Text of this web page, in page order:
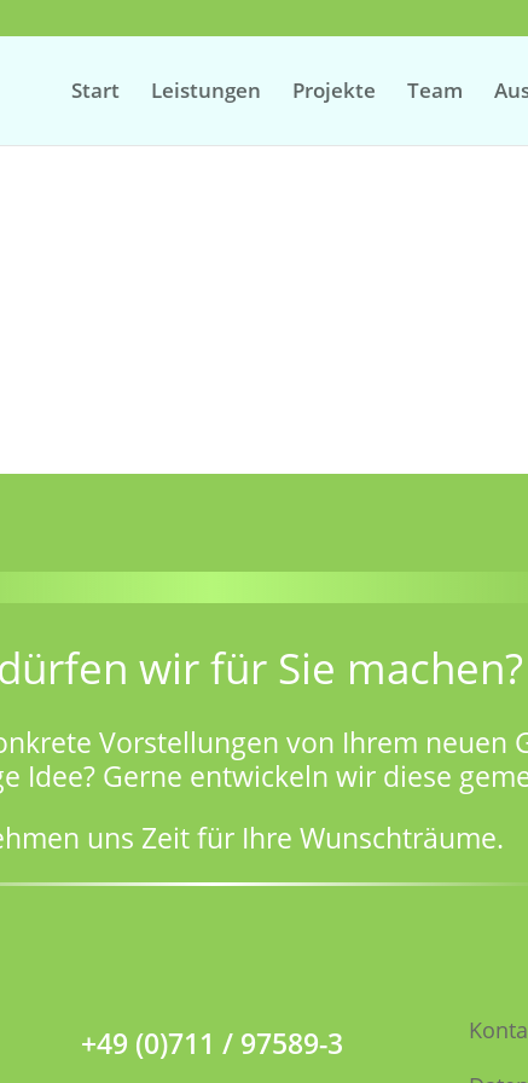
Start Leistungen Projekte Team
wir für Sie machen?
Vorstellungen von Ihrem neuen
Idee? Gerne entwickeln wir diese
uns Zeit für Ihre Wunschträume.
+49 (0)711 / 97589-3